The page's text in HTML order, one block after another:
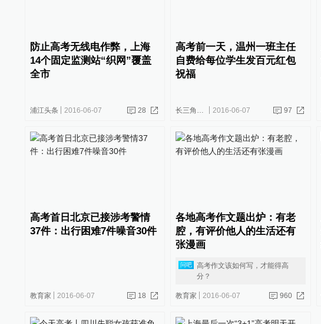
防止高考无线电作弊，上海
14个固定监测站“织网”覆盖
全市
浦江头条 2016-06-07 28
高考前一天，温州一班主任
自费给每位学生发百元红包
祝福
长三角政商 2016-06-07 97
高考首日北京已接涉考警情
37件：出行困难7件噪音30件
教育家 2016-06-07 18
各地高考作文题出炉：有老
腔，有评价他人的生活还有
张漫画
问吧
高考作文该如何写，才能得高
分？
教育家 2016-06-07 960